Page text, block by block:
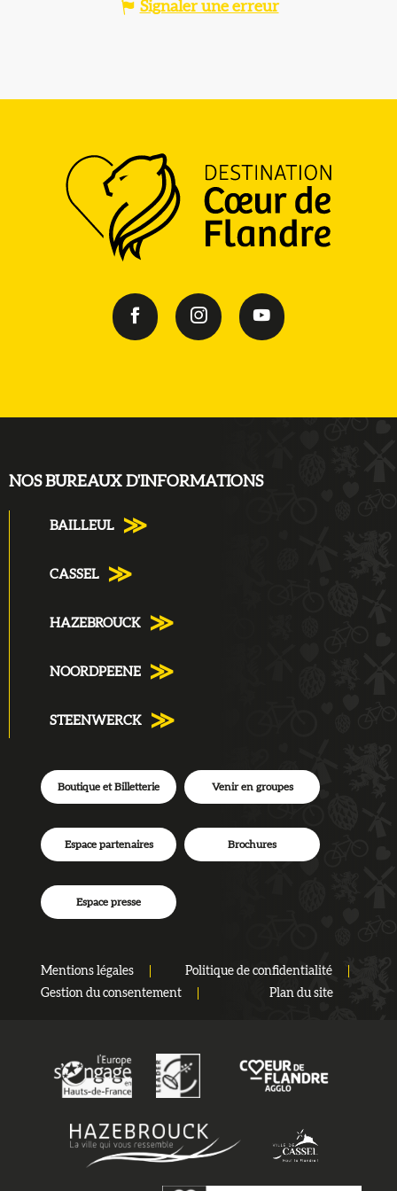
Signaler une erreur
NOS BUREAUX D'INFORMATIONS
BAILLEUL
CASSEL
HAZEBROUCK
NOORDPEENE
STEENWERCK
Mentions légales
Politique de confidentialité
Gestion du consentement
Plan du site
Boutique et Billetterie Venir en groupes
Espace partenaires Brochures
Espace presse